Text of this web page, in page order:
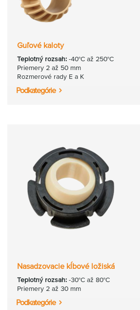
Guľové kaloty
Teplotný rozsah: -40°C až 250°C
Priemery 2 až 50 mm
Rozmerové rady E a K
Podkategórie
Nasadzovacie kĺbové ložiská
Teplotný rozsah: -30°C až 80°C
Priemery 2 až 30 mm
Podkategórie